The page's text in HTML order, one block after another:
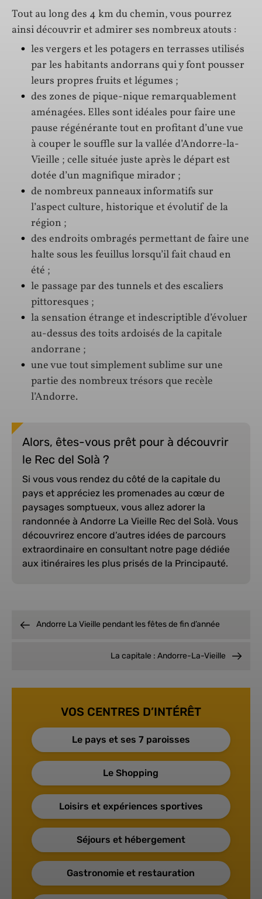
Tout au long des 4 km du chemin, vous pourrez
ainsi découvrir et admirer ses nombreux atouts :
les vergers et les potagers en terrasses utilisés
par les habitants andorrans qui y font pousser
leurs propres fruits et légumes ;
des zones de pique-nique remarquablement
aménagées. Elles sont idéales pour faire une
pause régénérante tout en profitant d’une vue
à couper le souffle sur la vallée d’Andorre-la-
Vieille ; celle située juste après le départ est
dotée d’un magnifique mirador ;
de nombreux panneaux informatifs sur
l’aspect culture, historique et évolutif de la
région ;
des endroits ombragés permettant de faire une
halte sous les feuillus lorsqu’il fait chaud en
été ;
le passage par des tunnels et des escaliers
pittoresques ;
la sensation étrange et indescriptible d’évoluer
au-dessus des toits ardoisés de la capitale
andorrane ;
une vue tout simplement sublime sur une
partie des nombreux trésors que recèle
l’Andorre.
Alors, êtes-vous prêt pour à découvrir
le Rec del Solà ?
Si vous vous rendez du côté de la capitale du
pays et appréciez les promenades au cœur de
paysages somptueux, vous allez adorer la
randonnée à Andorre La Vieille Rec del Solà. Vous
découvrirez encore d’autres idées de parcours
extraordinaire en consultant notre page dédiée
aux itinéraires les plus prisés de la Principauté.
VOS CENTRES D’INTÉRÊT
Le pays et ses 7 paroisses
Le Shopping
Loisirs et expériences sportives
Séjours et hébergement
Gastronomie et restauration
Andorre La Vieille pendant les fêtes de fin d’année
La capitale : Andorre-La-Vieille